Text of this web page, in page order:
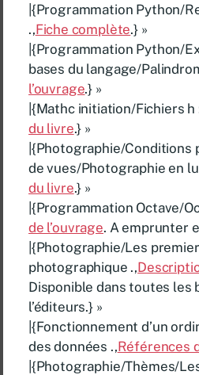
|{Programmation Python/
.,Fiche complète.} »
|{Programmation Python/
bases du langage/
l’ouvrage.} »
|{Mathc initiation/Fichiers h
du livre.} »
|{Photographie/Conditions
de vues/Photographie en
du livre.} »
|{Programmation Octave/
de l’ouvrage. A emprunter
|{Photographie/Les
photographique .,
Disponible dans toutes les
l’éditeurs.} »
|{Fonctionnement d’un
des données .,Références
|{Photographie/Thèmes/